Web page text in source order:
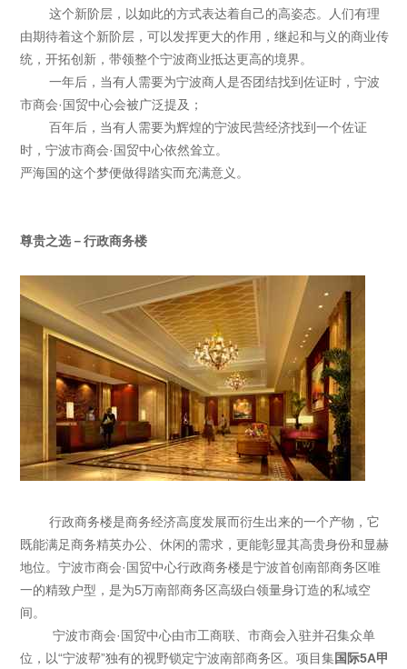
这个新阶层，以如此的方式表达着自己的高姿态。人们有理
由期待着这个新阶层，可以发挥更大的作用，继起和与义的商业传
统，开拓创新，带领整个宁波商业抵达更高的境界。
一年后，当有人需要为宁波商人是否团结找到佐证时，宁波
市商会·国贸中心会被广泛提及；
百年后，当有人需要为辉煌的宁波民营经济找到一个佐证
时，宁波市商会·国贸中心依然耸立。
严海国的这个梦便做得踏实而充满意义。
尊贵之选－行政商务楼
行政商务楼是商务经济高度发展而衍生出来的一个产物，它
既能满足商务精英办公、休闲的需求，更能彰显其高贵身份和显赫
地位。宁波市商会·国贸中心行政商务楼是宁波首创南部商务区唯
一的精致户型，是为5万南部商务区高级白领量身订造的私域空
间。
宁波市商会·国贸中心由市工商联、市商会入驻并召集众单
位，以“宁波帮”独有的视野锁定宁波南部商务区。项目集国际5A甲